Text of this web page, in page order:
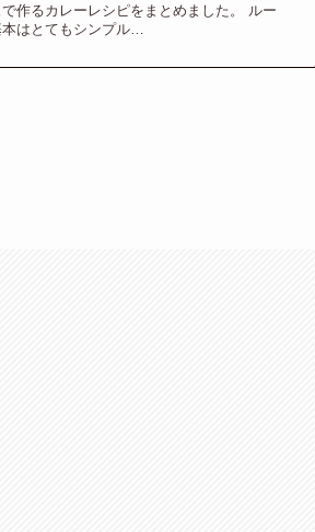
作るカレーレシピをまとめました。 ルー
はとてもシンプル…